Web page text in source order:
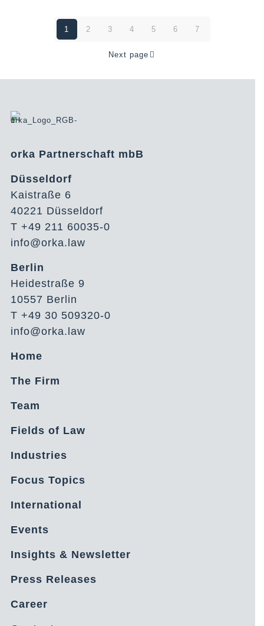
1 2 3 4 5 6 7
Next page
orka Partnerschaft mbB
Düsseldorf
Kaistraße 6
40221 Düsseldorf
T +49 211 60035-0
info@orka.law
Berlin
Heidestraße 9
10557 Berlin
T +49 30 509320-0
info@orka.law
Home
The Firm
Team
Fields of Law
Industries
Focus Topics
International
Events
Insights & Newsletter
Press Releases
Career